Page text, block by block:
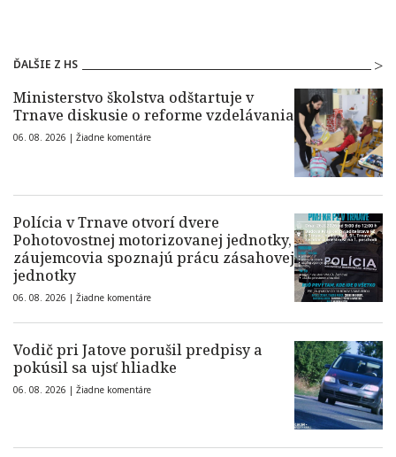
ĎALŠIE Z HS
Ministerstvo školstva odštartuje v
Trnave diskusie o reforme vzdelávania
06. 08. 2026 | Žiadne komentáre
Polícia v Trnave otvorí dvere
Pohotovostnej motorizovanej jednotky,
záujemcovia spoznajú prácu zásahovej
jednotky
06. 08. 2026 | Žiadne komentáre
Vodič pri Jatove porušil predpisy a
pokúsil sa ujsť hliadke
06. 08. 2026 | Žiadne komentáre